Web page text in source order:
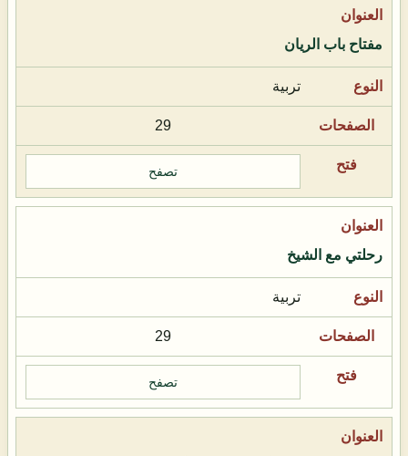
مفتاح باب الريان
تربية
29
تصفح
رحلتي مع الشيخ
تربية
29
تصفح